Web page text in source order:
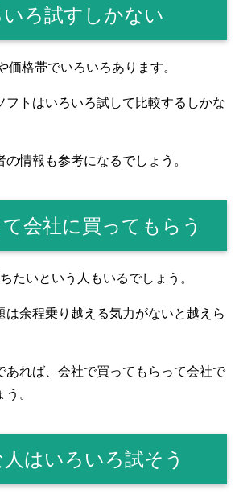
ろ試すしかない
価格帯でいろいろあります。
フトはいろいろ試して比較するしかな
情報も参考になるでしょう。
会社に買ってもらう
たいという人もいるでしょう。
は余程乗り越える気力がないと越えら
あれば、会社で買ってもらって会社で
。
はいろいろ試そう